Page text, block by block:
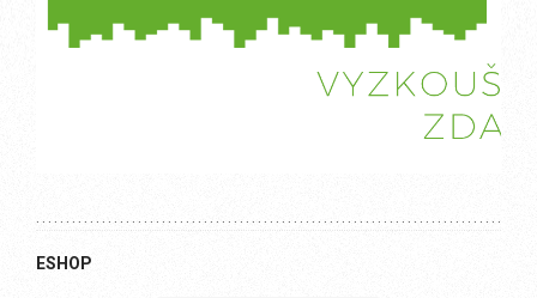
ESHOP